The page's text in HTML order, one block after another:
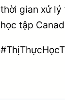
thời gian xử lý
học tập